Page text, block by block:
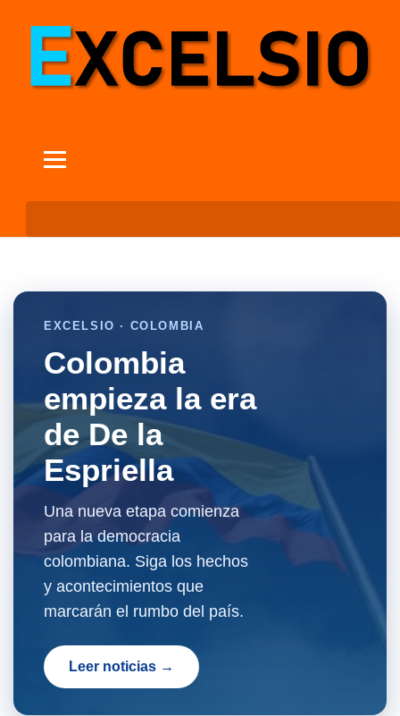
EXCELSIO · COLOMBIA
Colombia
empieza la era
de De la
Espriella
Una nueva etapa comienza
para la democracia
colombiana. Siga los hechos
y acontecimientos que
marcarán el rumbo del país.
Leer noticias →